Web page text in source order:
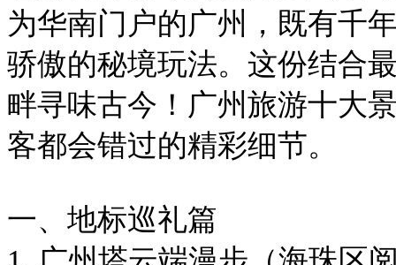
为华南门户的广州，既有千
骄傲的秘境玩法。这份结合
畔寻味古今！广州旅游十大
客都会错过的精彩细节。
一、地标巡礼篇